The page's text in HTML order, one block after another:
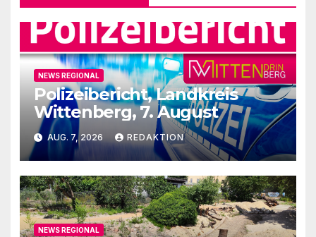
NEWS REGIONAL
Polizeibericht, Landkreis
Wittenberg, 7. August
AUG. 7, 2026 REDAKTION
NEWS REGIONAL